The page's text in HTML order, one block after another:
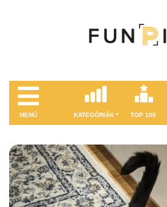
MENÜ KATEGÓRIÁK TOP 100